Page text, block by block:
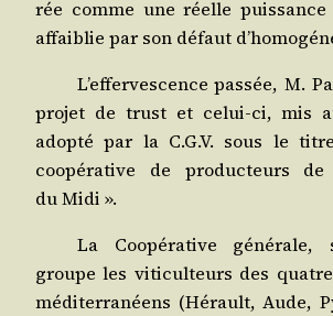
rée comme une réelle puis­sance
affai­blie par son défaut
L’effervescence pas­sée, M.
pro­jet de trust et celui-ci, mis
adop­té par la C.G.V. sous le
coopé­ra­tive de pro­duc­teurs
du Midi ».
La Coopé­ra­tive géné­rale,
groupe les viti­cul­teurs des
médi­ter­ra­néens (Hérault, Aude,